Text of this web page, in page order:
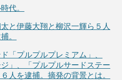
代。
と伊藤大翔と柳沢一輝ら５人
。
「プルプルプレミアム」、
ジ」、「プルプルサードステー
人を逮捕。摘発の背景とは。